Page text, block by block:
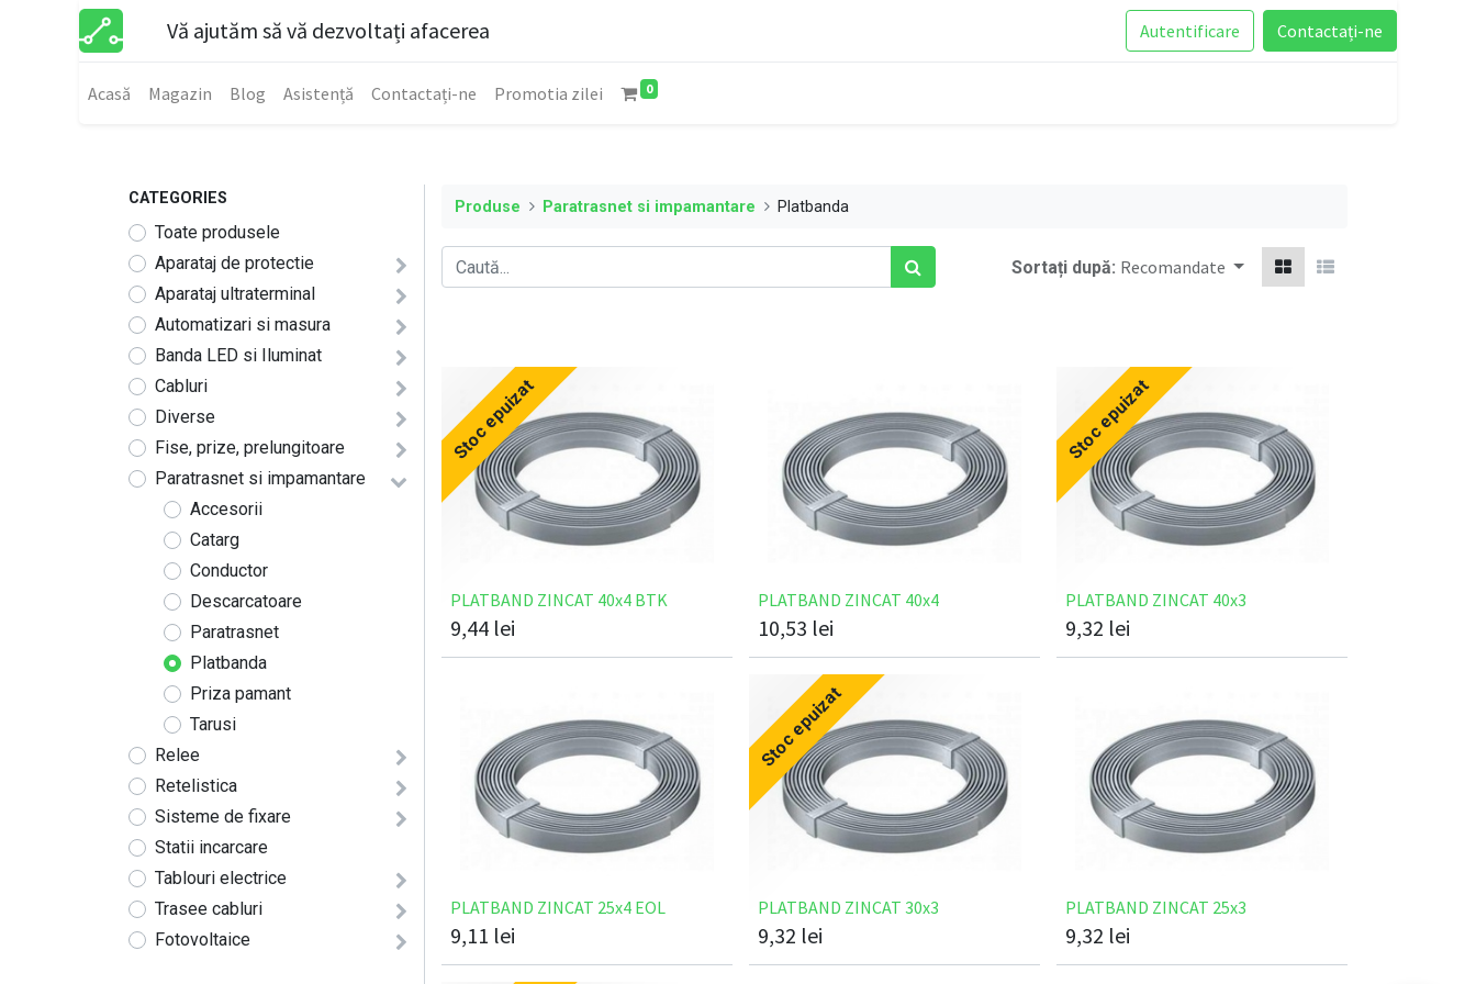
Vă ajutăm să vă dezvoltați afacerea Autentificare Contactați-ne
Acasă Magazin Blog Asistență Contactați-ne Promotia zilei 0
CATEGORIES
Toate produsele
Aparataj de protectie
Aparataj ultraterminal
Automatizari si masura
Banda LED si Iluminat
Cabluri
Diverse
Fise, prize, prelungitoare
Paratrasnet si impamantare
Accesorii
Catarg
Conductor
Descarcatoare
Paratrasnet
Platbanda
Priza pamant
Tarusi
Relee
Retelistica
Sisteme de fixare
Statii incarcare
Tablouri electrice
Trasee cabluri
Fotovoltaice
Produse Paratrasnet si impamantare Platbanda
Sortați după: Recomandate
PLATBAND ZINCAT 40x4 BTK
9,44 lei
Stoc epuizat
PLATBAND ZINCAT 40x4
10,53 lei
PLATBAND ZINCAT 40x3
9,32 lei
Stoc epuizat
PLATBAND ZINCAT 25x4 EOL
9,11 lei
PLATBAND ZINCAT 30x3
9,32 lei
Stoc epuizat
PLATBAND ZINCAT 25x3
9,32 lei